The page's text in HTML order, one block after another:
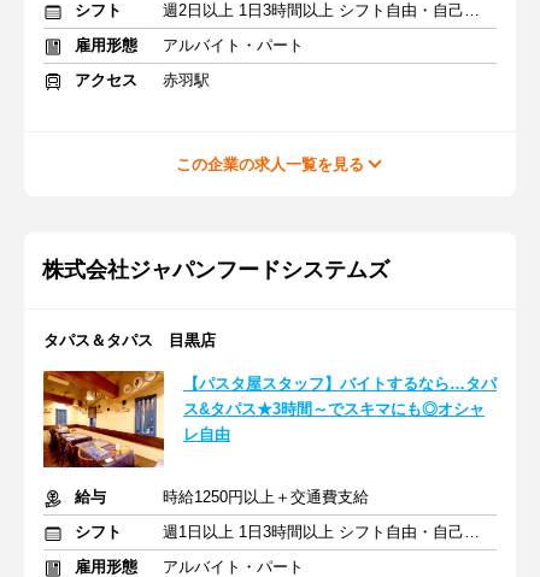
シフト
週2日以上 1日3時間以上 シフト自由・自己申告
雇用形態
アルバイト・パート
アクセス
赤羽駅
この企業の求人一覧を見る
株式会社ジャパンフードシステムズ
タパス＆タパス 目黒店
【パスタ屋スタッフ】バイトするなら…タパ
ス&タパス★3時間～でスキマにも◎オシャ
レ自由
給与
時給1250円以上＋交通費支給
シフト
週1日以上 1日3時間以上 シフト自由・自己申告
雇用形態
アルバイト・パート